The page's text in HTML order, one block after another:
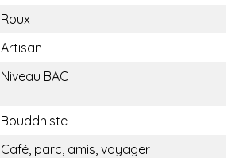
Roux
Artisan
Niveau BAC
Bouddhiste
Café, parc, amis, voyager